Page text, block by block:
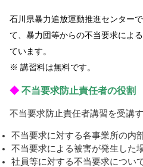
石川県暴力追放運動推進センター
て、暴力団等からの不当要求によ
ています。
※ 講習料は無料です。
◆ 不当要求防止責任者の役割
不当要求防止責任者講習を受講
不当要求に対する各事業所の内
不当要求による被害が発生した
社員等に対する不当要求につい